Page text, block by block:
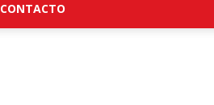
CONTACTO